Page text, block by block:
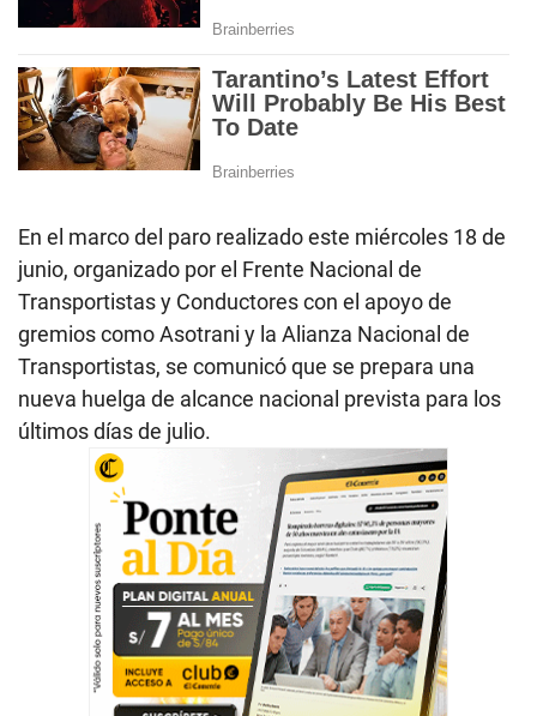
En el marco del paro realizado este miércoles 18 de
junio, organizado por el Frente Nacional de
Transportistas y Conductores con el apoyo de
gremios como Asotrani y la Alianza Nacional de
Transportistas, se comunicó que se prepara una
nueva huelga de alcance nacional prevista para los
últimos días de julio.